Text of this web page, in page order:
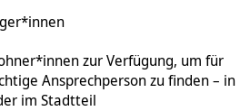
zur Verfügung, um für
Ansprechperson zu finden – in
im Stadtteil